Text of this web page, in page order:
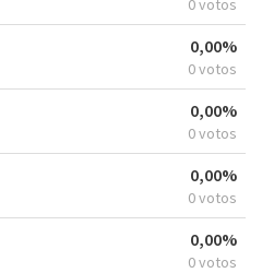
0,00%
0 votos
0,00%
0 votos
0,00%
0 votos
0,00%
0 votos